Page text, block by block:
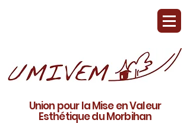
Union pour la Mise en Valeur
Esthétique du Morbihan